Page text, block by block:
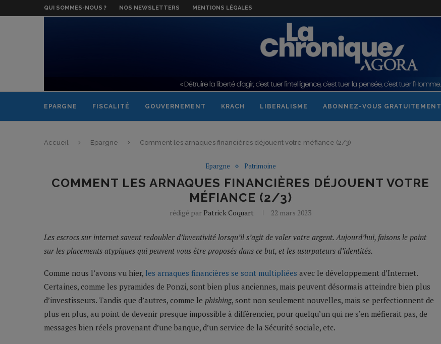
QUI SOMMES-NOUS ? NOS NEWSLETTERS MENTIONS LÉGALES
EPARGNE FISCALITÉ GOUVERNEMENT KRACH LIBERALISME ABONNEZ-VOUS GRATUITEMENT
Accueil Epargne Comment les arnaques financières déjouent votre méfiance (2/3)
Epargne Patrimoine
COMMENT LES ARNAQUES FINANCIÈRES DÉJOUENT VOTRE
MÉFIANCE (2/3)
rédigé par Patrick Coquart 22 mars 2023
Les escrocs sur internet savent redoubler d’inventivité lorsqu’il s’agit de voler votre argent. Aujourd’hui, faisons le point
sur les placements atypiques qui peuvent vous être proposés dans ce but, et les usurpateurs d’identités.
Comme nous l’avons vu hier, les arnaques financières se sont multipliées avec le développement d’Internet.
Certaines, comme les pyramides de Ponzi, sont bien plus anciennes, mais peuvent désormais atteindre bien plus
d’investisseurs. Tandis que d’autres, comme le phishing, sont non seulement nouvelles, mais se perfectionnent de
plus en plus, au point de devenir presque impossible à différencier, pour quelqu’un qui ne s’en méfierait pas, de
messages bien réels provenant d’une banque, d’un service de la Sécurité sociale, etc.